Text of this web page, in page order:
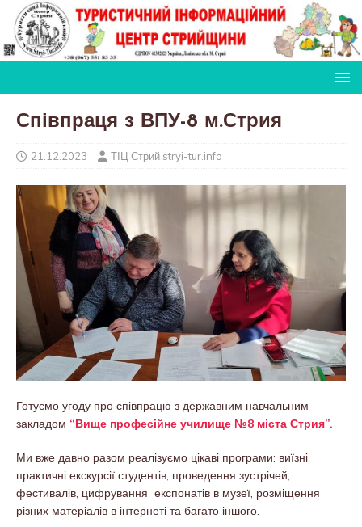
Співпраця з ВПУ-8 м.Стрия
21.12.2023 ТІЦ Стрий stryi-tur.info
Готуємо угоду про співпрацю з державним навчальним
закладом “Вище професійне училище №8 міста Стрия”.
Ми вже давно разом реалізуємо цікаві програми: виїзні
практичні екскурсії студентів, проведення зустрічей,
фестивалів, цифрування експонатів в музеї, розміщення
різних матеріалів в інтернеті та багато іншого.